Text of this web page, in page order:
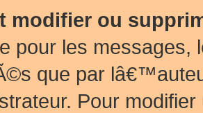
modifier ou
pour les messages,
que par
Pour